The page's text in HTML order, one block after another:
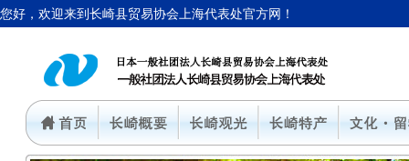
您好，欢迎来到长崎县贸易协会上海代表处官方网！